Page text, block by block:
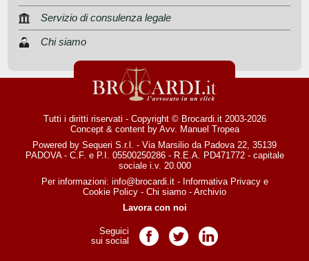
Servizio di consulenza legale
Chi siamo
Tutti i diritti riservati - Copyright © Brocardi.it 2003-2026
Concept & content by Avv. Manuel Tropea
Powered by Sequeri S.r.l. - Via Marsilio da Padova 22, 35139
PADOVA - C.F. e P.I. 05500250286 - R.E.A. PD471772 - capitale
sociale i.v. 20.000
Per informazioni: info@brocardi.it- Informativa Privacye
Cookie Policy - Chi siamo - Archivio
Lavora con noi
Seguici
sui social
Pagina Facebook
Pagina TwitterPagina LinkedIn